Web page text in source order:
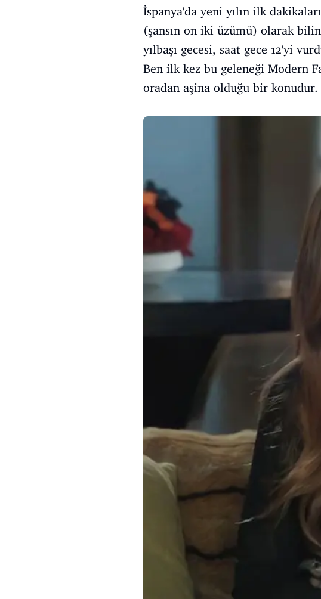
İspanya'da yeni yılın ilk
(şansın on iki üzümü) olarak
yılbaşı gecesi, saat gece 12'yi
Ben ilk kez bu geleneği Modern
oradan aşina olduğu bir konudur.